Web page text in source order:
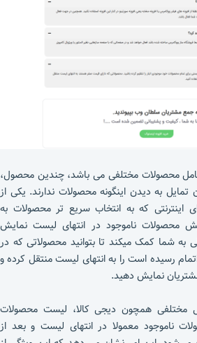
محصولات مختلفی می باشد، چندین محصول،
به دیدن اینگونه محصولات ندارند. یکی از
اینترنتی که به انتخاب سریع تر محصولات به
محصولات ناموجود در انتهای لیست نمایش
شما کمک میکند تا بتوانید محصولاتی که در
رسیده است را به انتهای لیست منتقل کرده و
نمایش دهید.
مختلفی همچون دیجی کالا، لیست محصولات
ناموجود معمولا در انتهای لیست و بعد از